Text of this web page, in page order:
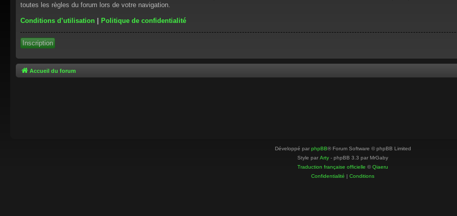
toutes les règles du forum lors de votre navigation.
Conditions d’utilisation | Politique de confidentialité
Inscription
Accueil du forum
Développé par phpBB® Forum Software © phpBB Limited
Style par Arty - phpBB 3.3 par MrGaby
Traduction française officielle ©Qiaeru
Confidentialité | Conditions